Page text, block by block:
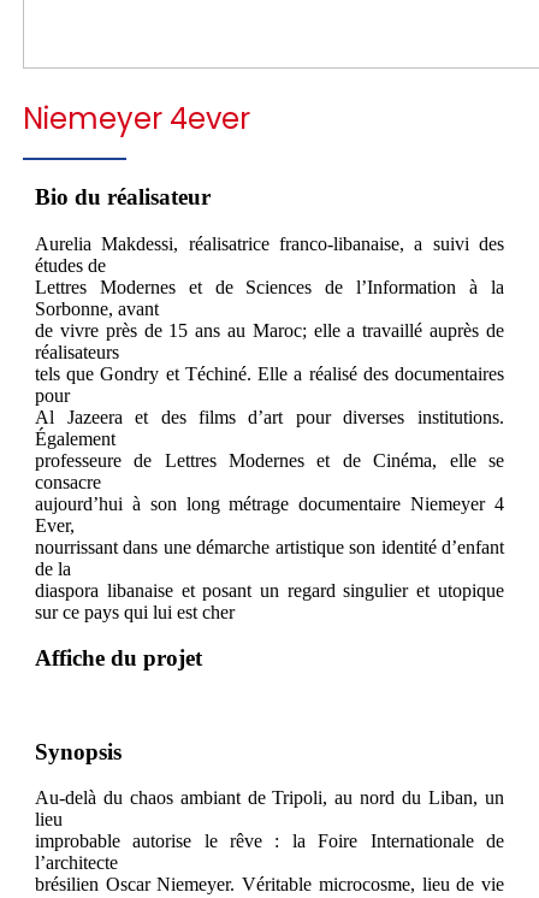
Niemeyer 4ever
Bio du réalisateur
Aurelia Makdessi, réalisatrice franco-libanaise, a suivi des
études de
Lettres Modernes et de Sciences de l’Information à la
Sorbonne, avant
de vivre près de 15 ans au Maroc; elle a travaillé auprès de
réalisateurs
tels que Gondry et Téchiné. Elle a réalisé des documentaires
pour
Al Jazeera et des films d’art pour diverses institutions.
Également
professeure de Lettres Modernes et de Cinéma, elle se
consacre
aujourd’hui à son long métrage documentaire Niemeyer 4
Ever,
nourrissant dans une démarche artistique son identité d’enfant
de la
diaspora libanaise et posant un regard singulier et utopique
sur ce pays qui lui est cher
Affiche du projet
Synopsis
Au-delà du chaos ambiant de Tripoli, au nord du Liban, un
lieu
improbable autorise le rêve : la Foire Internationale de
l’architecte
brésilien Oscar Niemeyer. Véritable microcosme, lieu de vie